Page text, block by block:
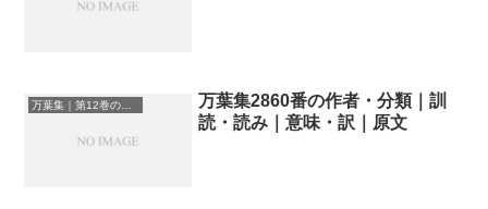
万葉集｜第12巻の和歌一覧
万葉集2860番の作者・分類｜訓
読・読み｜意味・訳｜原文